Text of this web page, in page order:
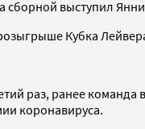
сборной выступил
Кубка
раз, ранее
коронавируса.